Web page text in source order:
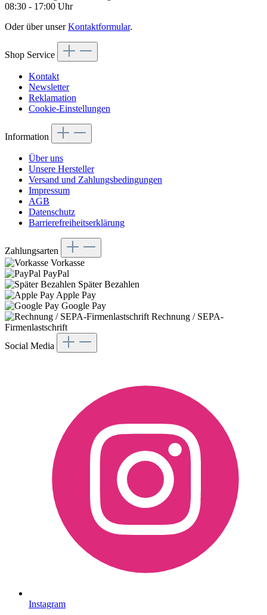
08:30 - 17:00 Uhr
Oder über unserKontaktformular.
Shop Service
Kontakt
Newsletter
Reklamation
Cookie-Einstellungen
Information
Über uns
Unsere Hersteller
Versand und Zahlungsbedingungen
Impressum
AGB
Datenschutz
Barrierefreiheitserklärung
Zahlungsarten
Vorkasse
PayPal
Später Bezahlen
Apple Pay
Google Pay
Rechnung / SEPA-
Firmenlastschrift
Social Media
Instagram